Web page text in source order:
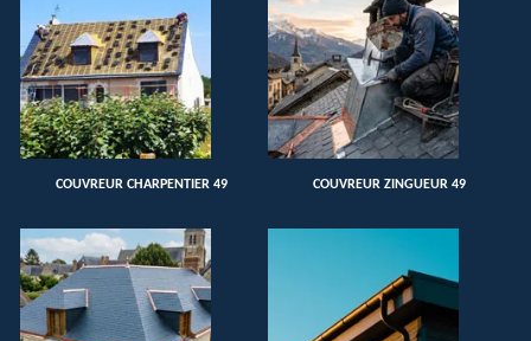
COUVREUR CHARPENTIER 49 COUVREUR ZINGUEUR 49